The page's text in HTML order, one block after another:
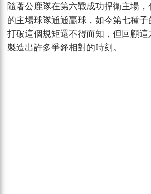
隨著公鹿隊在第六戰成功捍衛主場
的主場球隊通通贏球，如今第七種
打破這個規矩還不得而知，但回顧這
製造出許多爭鋒相對的時刻。